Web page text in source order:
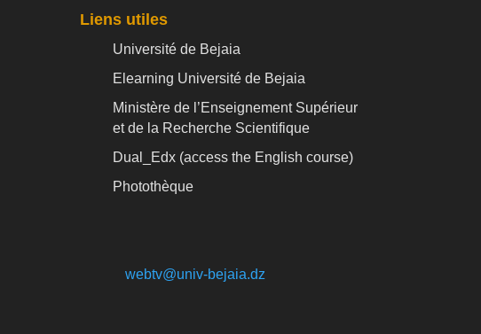
Liens utiles
Université de Bejaia
Elearning Université de Bejaia
Ministère de l’Enseignement Supérieur
et de la Recherche Scientifique
Dual_Edx (access the English course)
Photothèque
webtv@univ-bejaia.dz